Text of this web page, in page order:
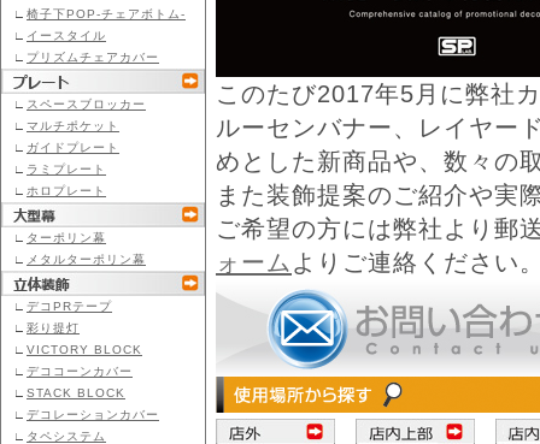
∟ 椅子下POP-チェアボトム-
∟ イースタイル
∟ プリズムチェアカバー
∟ スペースブロッカー
∟ マルチポケット
∟ ガイドプレート
∟ ラミプレート
∟ ホロプレート
∟ ターポリン幕
∟
メタルターポリン幕
∟ デコPRテープ
∟ 彩り提灯
∟ VICTORY BLOCK
∟ デココーンカバー
∟ STACK BLOCK
∟ デコレーションカバー
∟ タペシステム
このたび2017年5月に弊社
ルーセンバナー、レイヤー
めとした新商品や、数々の
また装飾提案のご紹介や実
ご希望の方には弊社より郵
ォーム よりご連絡ください